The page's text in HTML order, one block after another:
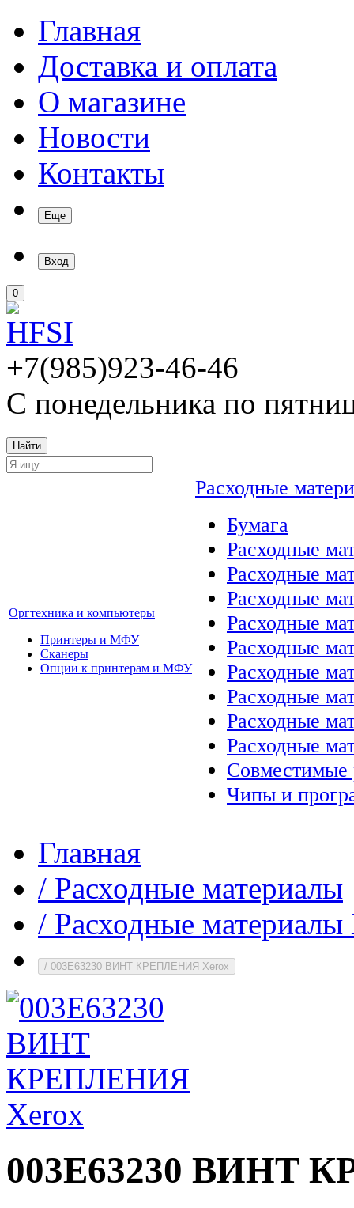
Главная
Доставка и оплата
О магазине
Новости
Контакты
Еще
Вход
0
+7(985)923-46-46
С понедельника по
Найти
Оргтехника и компьютеры
Принтеры и МФУ
Сканеры
Опции к принтерам и МФУ
Расходные
Бумага
Расходные
Расходные
Расходные
Расходные
Расходные
Расходные
Расходные
Расходные
Расходные
Совместимые
Чипы и
Главная
/ Расходные материалы
/ Расходные
/ 003E63230 ВИНТ КРЕПЛЕНИЯ Xerox
003E63230 ВИНТ